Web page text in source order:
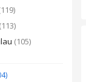
(113)
(105)